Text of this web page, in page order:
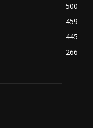
500
459
445
266